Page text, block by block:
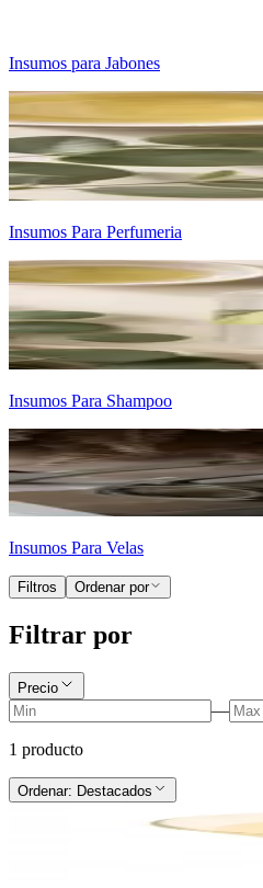
Insumos para Jabones
Insumos Para Perfumeria
Insumos Para Shampoo
Insumos Para Velas
Filtros Ordenar por
Filtrar por
Precio
—
1 producto
Ordenar: Destacados